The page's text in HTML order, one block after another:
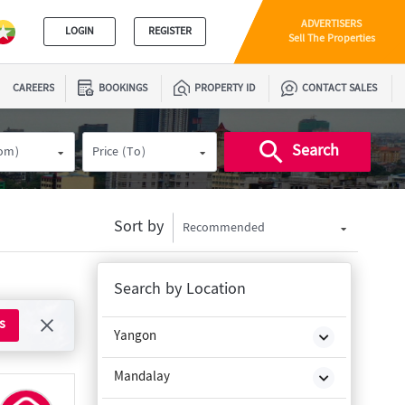
LOGIN REGISTER ADVERTISERS
Sell The Properties
CAREERS BOOKINGS PROPERTY ID CONTACT SALES
Price (To) Search
Sort by Recommended
Search by Location
Yangon
Mandalay